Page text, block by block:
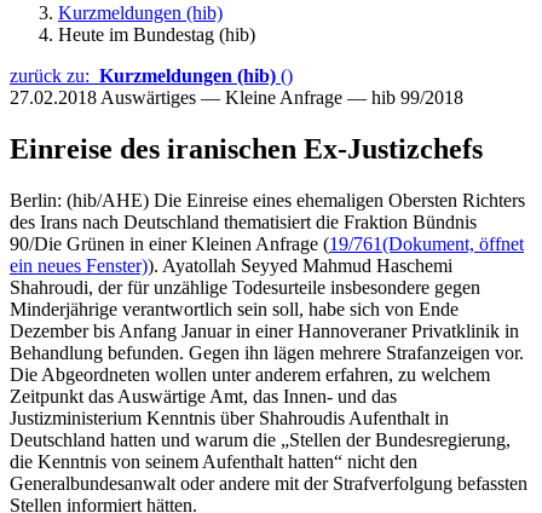
Kurzmeldungen (hib)
Heute im Bundestag (hib)
zurück zu: Kurzmeldungen (hib) ()
27.02.2018 Auswärtiges — Kleine Anfrage — hib 99/2018
Einreise des iranischen Ex-Justizchefs
Berlin: (hib/AHE) Die Einreise eines ehemaligen Obersten Richters
des Irans nach Deutschland thematisiert die Fraktion Bündnis
90/Die Grünen in einer Kleinen Anfrage (19/761(Dokument, öffnet
ein neues Fenster)). Ayatollah Seyyed Mahmud Haschemi
Shahroudi, der für unzählige Todesurteile insbesondere gegen
Minderjährige verantwortlich sein soll, habe sich von Ende
Dezember bis Anfang Januar in einer Hannoveraner Privatklinik in
Behandlung befunden. Gegen ihn lägen mehrere Strafanzeigen vor.
Die Abgeordneten wollen unter anderem erfahren, zu welchem
Zeitpunkt das Auswärtige Amt, das Innen- und das
Justizministerium Kenntnis über Shahroudis Aufenthalt in
Deutschland hatten und warum die „Stellen der Bundesregierung,
die Kenntnis von seinem Aufenthalt hatten“ nicht den
Generalbundesanwalt oder andere mit der Strafverfolgung befassten
Stellen informiert hätten.